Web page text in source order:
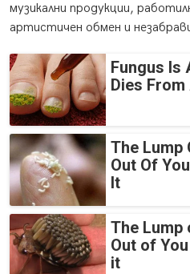
музикални продукции,
артистичен обмен и
Fungus Is
Dies From
The Lump
Out Of
It
The Lump
Out of
it